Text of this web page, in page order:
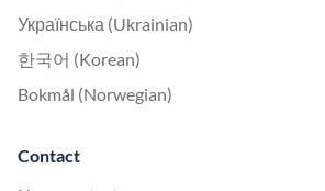
Українська (Ukrainian)
한국어 (Korean)
Bokmål (Norwegian)
Contact